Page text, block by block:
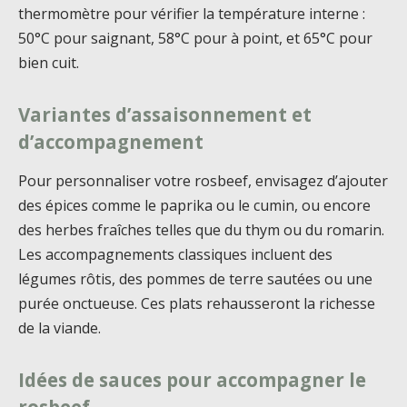
thermomètre pour vérifier la température interne :
50°C pour saignant, 58°C pour à point, et 65°C pour
bien cuit.
Variantes d’assaisonnement et
d’accompagnement
Pour personnaliser votre rosbeef, envisagez d’ajouter
des épices comme le paprika ou le cumin, ou encore
des herbes fraîches telles que du thym ou du romarin.
Les accompagnements classiques incluent des
légumes rôtis, des pommes de terre sautées ou une
purée onctueuse. Ces plats rehausseront la richesse
de la viande.
Idées de sauces pour accompagner le